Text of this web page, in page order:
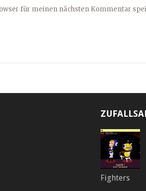
für meinen nächsten Kommentar
Fighters